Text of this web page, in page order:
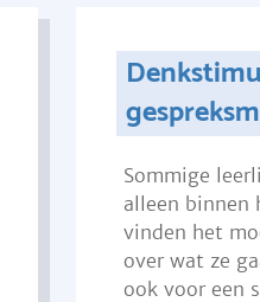
Sommige
alleen
vinden het
over wat ze
ook voor een